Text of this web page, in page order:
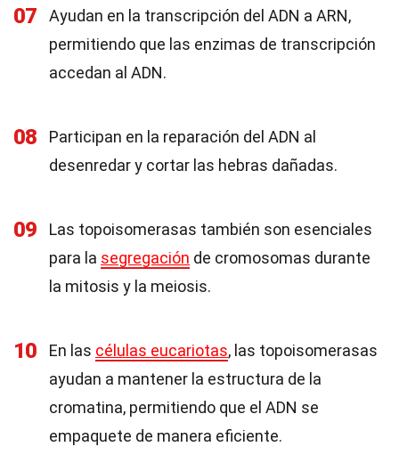
07
Ayudan en la transcripción del ADN a ARN,
permitiendo que las enzimas de transcripción
accedan al ADN.
08
Participan en la reparación del ADN al
desenredar y cortar las hebras dañadas.
09
Las topoisomerasas también son esenciales
para la segregación de cromosomas durante
la mitosis y la meiosis.
10 En las células eucariotas, las topoisomerasas
ayudan a mantener la estructura de la
cromatina, permitiendo que el ADN se
empaquete de manera eficiente.